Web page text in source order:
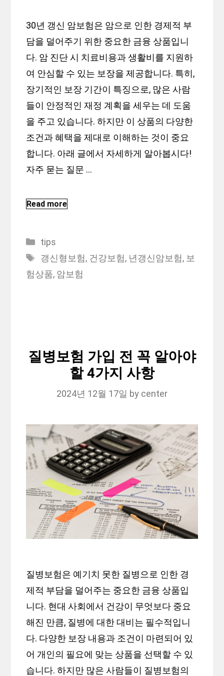
30년 갱신 암보험은 암으로 인한 경제적 부
담을 덜어주기 위한 중요한 금융 상품입니
다. 암 진단 시 치료비용과 생활비를 지원하
여 안심할 수 있는 보장을 제공합니다. 특히,
장기적인 보장 기간이 특징으로, 많은 사람
들이 안정적인 재정 계획을 세우는 데 도움
을 주고 있습니다. 하지만 이 상품의 다양한
조건과 혜택을 제대로 이해하는 것이 중요
합니다. 아래 글에서 자세하게 알아봅시다!
자주 묻는 질문 …
Read more
Categories
tips
Tags
갱신형보험, 건강보험, 년갱신암보험, 보
험상품, 암보험
질병보험 가입 전 꼭 알아야
할 4가지 사항
2024년 12월 17일 by center
질병보험은 예기치 못한 질병으로 인한 경
제적 부담을 덜어주는 중요한 금융 상품입
니다. 현대 사회에서 건강이 무엇보다 중요
해진 만큼, 질병에 대한 대비는 필수적입니
다. 다양한 보장 내용과 조건이 마련되어 있
어 개인의 필요에 맞는 상품을 선택할 수 있
습니다. 하지만 많은 사람들이 질병보험의